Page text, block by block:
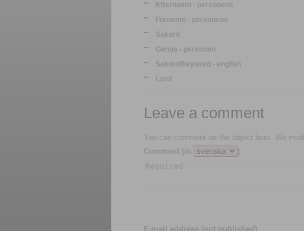
Efternamn - personens
Förnamn - personens
Sakord
Genus - personen
Sakord/keyword - english
Land
Leave a comment
You can comment on the object here. We
Comment (in
)
E-mail address (not published)